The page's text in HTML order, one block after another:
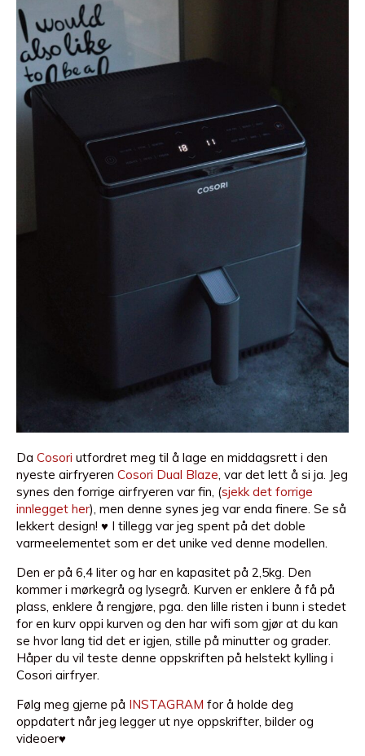
Da Cosori utfordret meg til å lage en middagsrett i den
nyeste airfryeren Cosori Dual Blaze , var det lett å si ja. Jeg
synes den forrige airfryeren var fin, (sjekk det forrige
innlegget her), men denne synes jeg var enda finere. Se så
lekkert design! ♥ I tillegg var jeg spent på det doble
varmeelementet som er det unike ved denne modellen.
Den er på 6,4 liter og har en kapasitet på 2,5kg. Den
kommer i mørkegrå og lysegrå. Kurven er enklere å få på
plass, enklere å rengjøre, pga. den lille risten i bunn i stedet
for en kurv oppi kurven og den har wifi som gjør at du kan
se hvor lang tid det er igjen, stille på minutter og grader.
Håper du vil teste denne oppskriften på helstekt kylling i
Cosori airfryer.
Følg meg gjerne på INSTAGRAM for å holde deg
oppdatert når jeg legger ut nye oppskrifter, bilder og
videoer♥